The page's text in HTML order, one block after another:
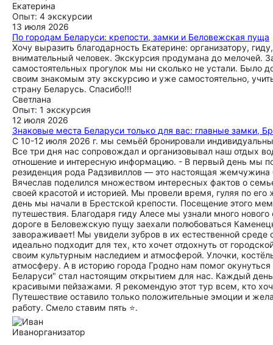
Екатерина
Опыт: 4 экскурсии
13 июля 2026
По городам Беларуси: крепости, замки и Беловежская пуща
Хочу выразить благодарность Екатерине: организатору,
внимательный человек. Экскурсия продумана до мелочей.
самостоятельных прогулок мы ни сколько не устали. Было
своим знакомым эту экскурсию и уже самостоятельно,
страну Беларусь. Спасибо!!!
Светлана
Опыт: 1 экскурсия
12 июля 2026
Знаковые места Беларуси только для вас: главные замки,
С 10-12 июля 2026 г. мы семьёй бронировали
Все три дня нас сопровождал и организовывал наш отдых
отношение и интересную информацию. - В первый день мы
резиденция рода Радзивиллов — это настоящая
Вячеслав поделился множеством интересных фактов о
своей красотой и историей. Мы провели время, гуляя по
день мы начали в Брестской крепости. Посещение этого
путешествия. Благодаря гиду Алесе мы узнали много
дороге в Беловежскую пущу заехали полюбоваться
завораживает! Мы увидели зубров в их естественной
идеально подходит для тех, кто хочет отдохнуть от
своим культурным наследием и атмосферой. Улочки,
атмосферу. А в историю города Гродно нам помог
Беларуси" стал настоящим открытием для нас. Каждый
красивыми пейзажами. Я рекомендую этот тур всем, кто
Путешествие оставило только положительные эмоции и
работу. Смело ставим пять ⭐.
Иванорганизатор